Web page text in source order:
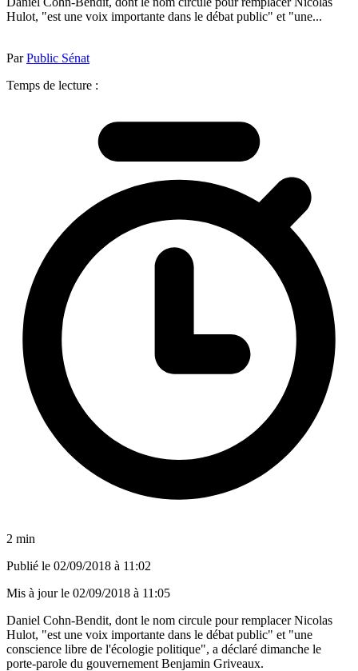
Hulot, "est une voix importante dans le débat public" et "une...
ParPublic Sénat
Temps de lecture :
2 min
Publié le 02/09/2018 à 11:02
Mis à jour le 02/09/2018 à 11:05
Daniel Cohn-Bendit, dont le nom circule pour remplacer Nicolas
Hulot, "est une voix importante dans le débat public" et "une
conscience libre de l'écologie politique", a déclaré dimanche le
porte-parole du gouvernement Benjamin Griveaux.